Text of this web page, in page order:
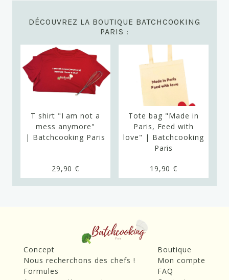
DÉCOUVREZ LA BOUTIQUE BATCHCOOKING
PARIS :
T shirt "I am not a
mess anymore"
| Batchcooking Paris
29,90 €
Tote bag "Made in
Paris, Feed with
love" | Batchcooking
Paris
19,90 €
Concept
Nous recherchons des chefs !
Formules
Boutique
Mon compte
FAQ